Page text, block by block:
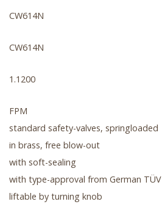
CW614N
CW614N
1.1200
FPM
standard safety-valves, springloaded
in brass, free blow-out
with soft-sealing
with type-approval from German TÜV
liftable by turning knob